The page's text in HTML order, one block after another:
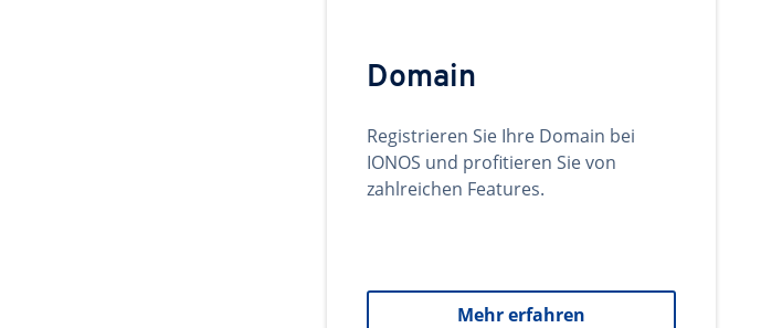
Domain
Registrieren Sie Ihre Domain bei
IONOS und profitieren Sie von
zahlreichen Features.
Mehr erfahren